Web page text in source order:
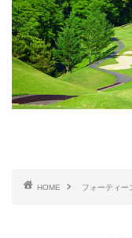
HOME フォーティー